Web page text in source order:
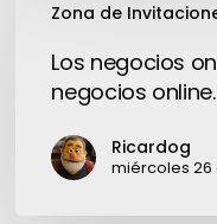
Zona de
negocios
detrás
negocios
Los negocios
negocios online.
Ricardog
miércoles 26